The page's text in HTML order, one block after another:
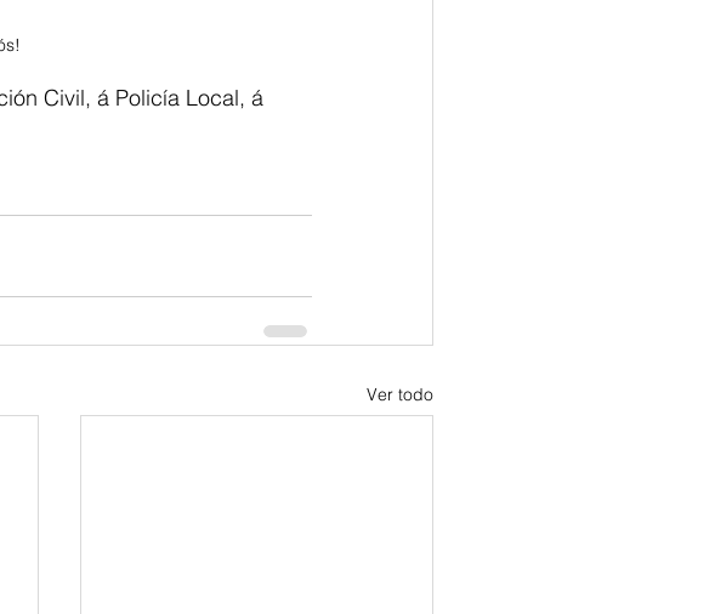
Civil, á Policía Local, á
Ver todo